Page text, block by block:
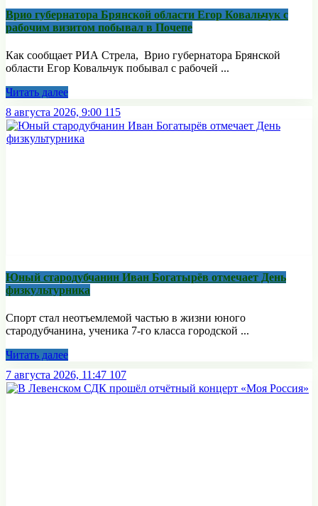
Врио губернатора Брянской области Егор Ковальчук с
рабочим визитом побывал в Почепе
Как сообщает РИА Стрела, Врио губернатора Брянской
области Егор Ковальчук побывал с рабочей ...
Читать далее
8 августа 2026, 9:00 115
Юный стародубчанин Иван Богатырёв отмечает День
физкультурника
Спорт стал неотъемлемой частью в жизни юного
стародубчанина, ученика 7-го класса городской ...
Читать далее
7 августа 2026, 11:47 107